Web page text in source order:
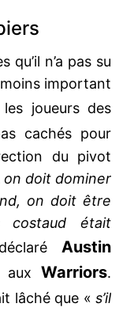
n’a pas su
important
joueurs des
cachés pour
du pivot
on doit dominer
on doit être
costaud était
Austin
aux Warriors.
lâché que «s’il